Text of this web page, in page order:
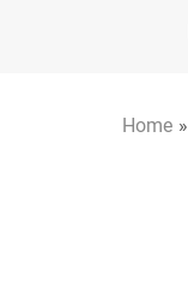
Home »